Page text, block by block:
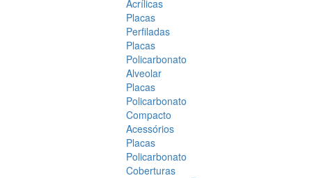
Acrílicas
Placas
Perfiladas
Placas
Policarbonato
Alveolar
Placas
Policarbonato
Compacto
Acessórios
Placas
Policarbonato
Coberturas